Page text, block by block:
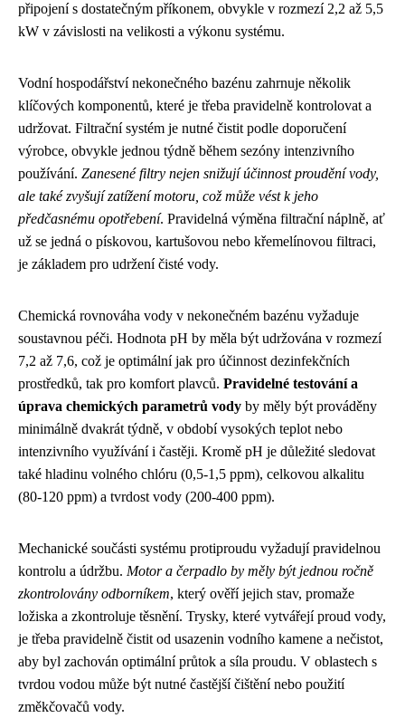
připojení s dostatečným příkonem, obvykle v rozmezí 2,2 až 5,5
kW v závislosti na velikosti a výkonu systému.
Vodní hospodářství nekonečného bazénu zahrnuje několik
klíčových komponentů, které je třeba pravidelně kontrolovat a
udržovat. Filtrační systém je nutné čistit podle doporučení
výrobce, obvykle jednou týdně během sezóny intenzivního
používání. Zanesené filtry nejen snižují účinnost proudění vody,
ale také zvyšují zatížení motoru, což může vést k jeho
předčasnému opotřebení. Pravidelná výměna filtrační náplně, ať
už se jedná o pískovou, kartušovou nebo křemelínovou filtraci,
je základem pro udržení čisté vody.
Chemická rovnováha vody v nekonečném bazénu vyžaduje
soustavnou péči. Hodnota pH by měla být udržována v rozmezí
7,2 až 7,6, což je optimální jak pro účinnost dezinfekčních
prostředků, tak pro komfort plavců. Pravidelné testování a
úprava chemických parametrů vody by měly být prováděny
minimálně dvakrát týdně, v období vysokých teplot nebo
intenzivního využívání i častěji. Kromě pH je důležité sledovat
také hladinu volného chlóru (0,5-1,5 ppm), celkovou alkalitu
(80-120 ppm) a tvrdost vody (200-400 ppm).
Mechanické součásti systému protiproudu vyžadují pravidelnou
kontrolu a údržbu. Motor a čerpadlo by měly být jednou ročně
zkontrolovány odborníkem, který ověří jejich stav, promaže
ložiska a zkontroluje těsnění. Trysky, které vytvářejí proud vody,
je třeba pravidelně čistit od usazenin vodního kamene a nečistot,
aby byl zachován optimální průtok a síla proudu. V oblastech s
tvrdou vodou může být nutné častější čištění nebo použití
změkčovačů vody.